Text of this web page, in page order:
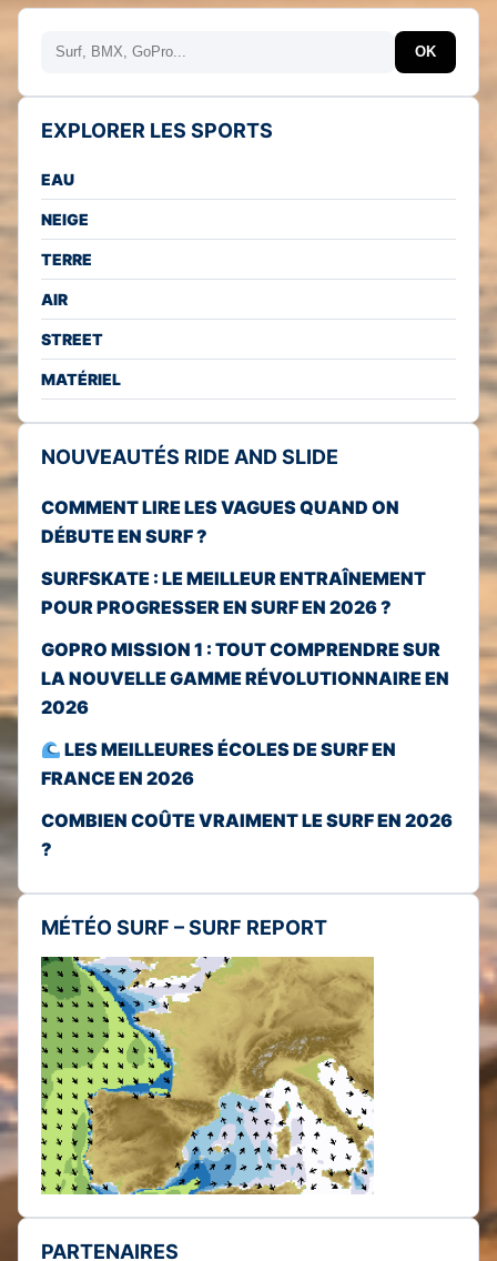
Rechercher OK
EXPLORER LES SPORTS
EAU
NEIGE
TERRE
AIR
STREET
MATÉRIEL
NOUVEAUTÉS RIDE AND SLIDE
COMMENT LIRE LES VAGUES QUAND ON
DÉBUTE EN SURF ?
SURFSKATE : LE MEILLEUR ENTRAÎNEMENT
POUR PROGRESSER EN SURF EN 2026 ?
GOPRO MISSION 1 : TOUT COMPRENDRE SUR
LA NOUVELLE GAMME RÉVOLUTIONNAIRE EN
2026
LES MEILLEURES ÉCOLES DE SURF EN
FRANCE EN 2026
COMBIEN COÛTE VRAIMENT LE SURF EN 2026
?
MÉTÉO SURF – SURF REPORT
PARTENAIRES